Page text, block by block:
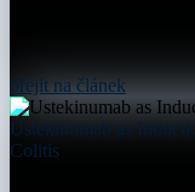
přejít na článek
Ustekinumab as
Colitis